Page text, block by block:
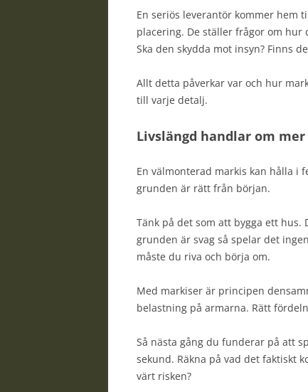
En seriös leverantör kommer hem
placering. De ställer frågor om hur
Ska den skydda mot insyn? Finns
Allt detta påverkar var och hur
till varje detalj.
Livslängd handlar om
En välmonterad markis kan hålla i
grunden är rätt från början.
Tänk på det som att bygga ett
grunden är svag så spelar det
måste du riva och börja om.
Med markiser är principen
belastning på armarna. Rätt
Så nästa gång du funderar på att
sekund. Räkna på vad det faktiskt
värt risken?